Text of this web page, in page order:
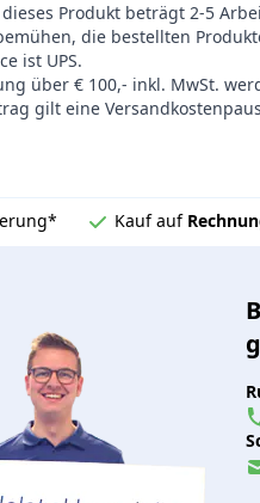
Produkt beträgt 2-5
die bestellten
ist UPS.
über € 100,- inkl. MwSt.
gilt eine
Kauf auf